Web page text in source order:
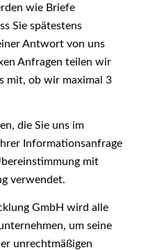
wie Briefe
Sie spätestens
Antwort von uns
Anfragen teilen wir
mit, ob wir maximal 3
die Sie uns im
Informationsanfrage
mit
verwendet.
GmbH wird alle
um seine
unrechtmäßigen